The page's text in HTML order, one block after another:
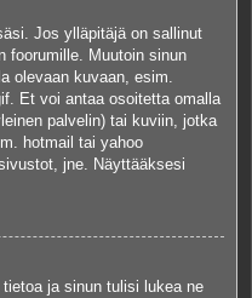
Jos ylläpitäjä on sallinut
foorumille. Muutoin sinun
olevaan kuvaan, esim.
Et voi antaa osoitetta omalla
palvelin) tai kuviin, jotka
hotmail tai yahoo
jne. Näyttääksesi
ja sinun tulisi lukea ne